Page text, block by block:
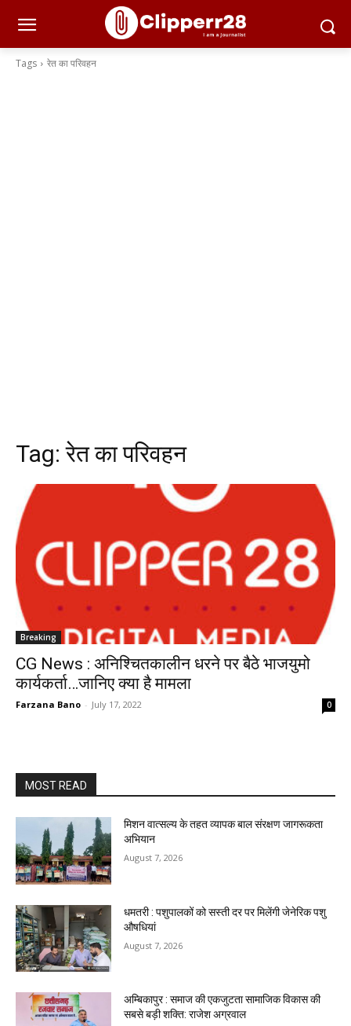
Tags रेत का परिवहन
Tag:रेत का परिवहन
Breaking
CG News : अनिश्चितकालीन धरने पर बैठे भाजयुमो
कार्यकर्ता…जानिए क्या है मामला
Farzana Bano - July 17, 2022 0
MOST READ
मिशन वात्सल्य के तहत व्यापक बाल संरक्षण जागरूकता
अभियान
August 7, 2026
धमतरी : पशुपालकों को सस्ती दर पर मिलेंगी जेनेरिक पशु
औषधियां
August 7, 2026
अम्बिकापुर : समाज की एकजुटता सामाजिक विकास की
सबसे बड़ी शक्ति: राजेश अग्रवाल